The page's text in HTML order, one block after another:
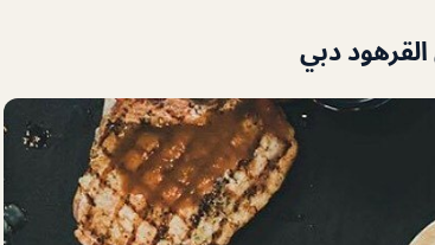
دبي